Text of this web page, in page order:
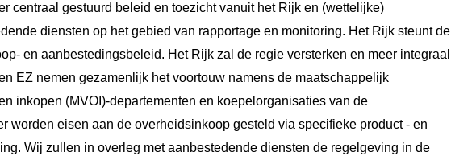
centraal gestuurd beleid en toezicht vanuit het Rijk en (wettelijke)
diensten op het gebied van rapportage en monitoring. Het Rijk steunt de
en aanbestedingsbeleid. Het Rijk zal de regie versterken en meer integraal
EZ nemen gezamenlijk het voortouw namens de maatschappelijk
inkopen (MVOI)-departementen en koepelorganisaties van de
worden eisen aan de overheidsinkoop gesteld via specifieke product - en
Wij zullen in overleg met aanbestedende diensten de regelgeving in de